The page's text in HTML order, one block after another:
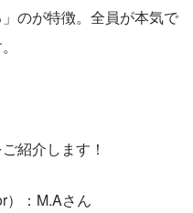
のが特徴。全員が本気で
紹介します！
）：M.Aさん